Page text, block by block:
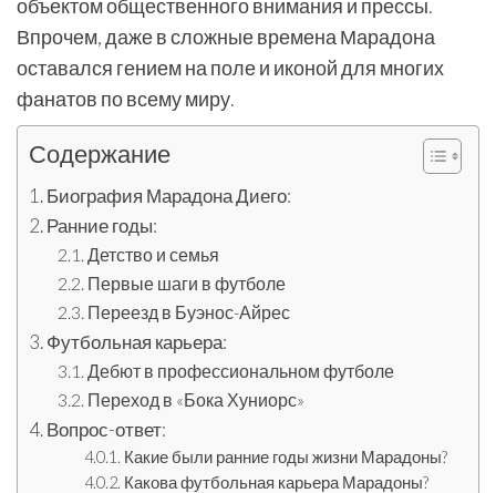
объектом общественного внимания и прессы.
Впрочем, даже в сложные времена Марадона
оставался гением на поле и иконой для многих
фанатов по всему миру.
Содержание
Биография Марадона Диего:
Ранние годы:
Детство и семья
Первые шаги в футболе
Переезд в Буэнос-Айрес
Футбольная карьера:
Дебют в профессиональном футболе
Переход в «Бока Хуниорс»
Вопрос-ответ:
Какие были ранние годы жизни Марадоны?
Какова футбольная карьера Марадоны?